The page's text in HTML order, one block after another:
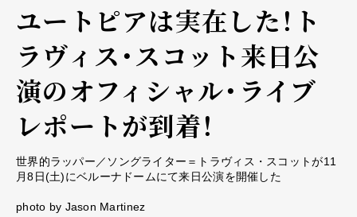
ユートピアは実在した！ト
ラヴィス・スコット来日公
演のオフィシャル・ライブ
レポートが到着！
世界的ラッパー／ソングライター＝トラヴィス・スコットが11
月8日(土)にベルーナドームにて来日公演を開催した
photo by Jason Martinez